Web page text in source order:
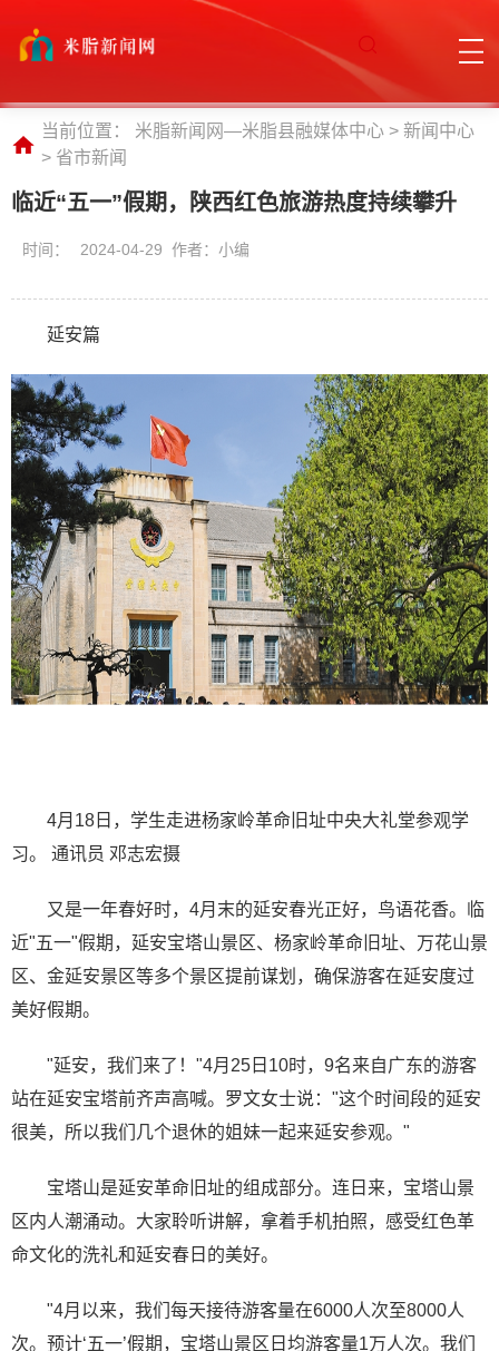
当前位置： 米脂新闻网—米脂县融媒体中心 > 新闻中心
> 省市新闻
临近“五一”假期，陕西红色旅游热度持续攀升
时间： 2024-04-29 作者：小编
延安篇
4月18日，学生走进杨家岭革命旧址中央大礼堂参观学
习。 通讯员 邓志宏摄
又是一年春好时，4月末的延安春光正好，鸟语花香。临
近"五一"假期，延安宝塔山景区、杨家岭革命旧址、万花山景
区、金延安景区等多个景区提前谋划，确保游客在延安度过
美好假期。
"延安，我们来了！"4月25日10时，9名来自广东的游客
站在延安宝塔前齐声高喊。罗文女士说："这个时间段的延安
很美，所以我们几个退休的姐妹一起来延安参观。"
宝塔山是延安革命旧址的组成部分。连日来，宝塔山景
区内人潮涌动。大家聆听讲解，拿着手机拍照，感受红色革
命文化的洗礼和延安春日的美好。
"4月以来，我们每天接待游客量在6000人次至8000人
次。预计‘五一’假期，宝塔山景区日均游客量1万人次。我们